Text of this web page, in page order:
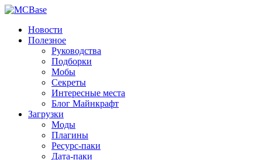
Новости
Полезное
Руководства
Подборки
Мобы
Секреты
Интересные места
Блог Майнкрафт
Загрузки
Моды
Плагины
Ресурс-паки
Дата-паки